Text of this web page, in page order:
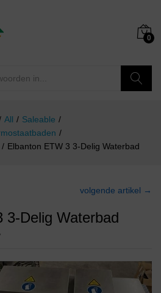
0
All / Saleable /
/
/ Elbanton ETW 3 3-Delig Waterbad
volgende artikel →
3-Delig Waterbad